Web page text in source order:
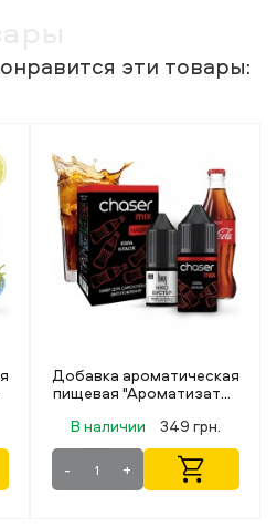
эти товары:
Добавка ароматическая
пищевая "Ароматизатор
Tea 12мл"
В наличии 349 грн.
- +